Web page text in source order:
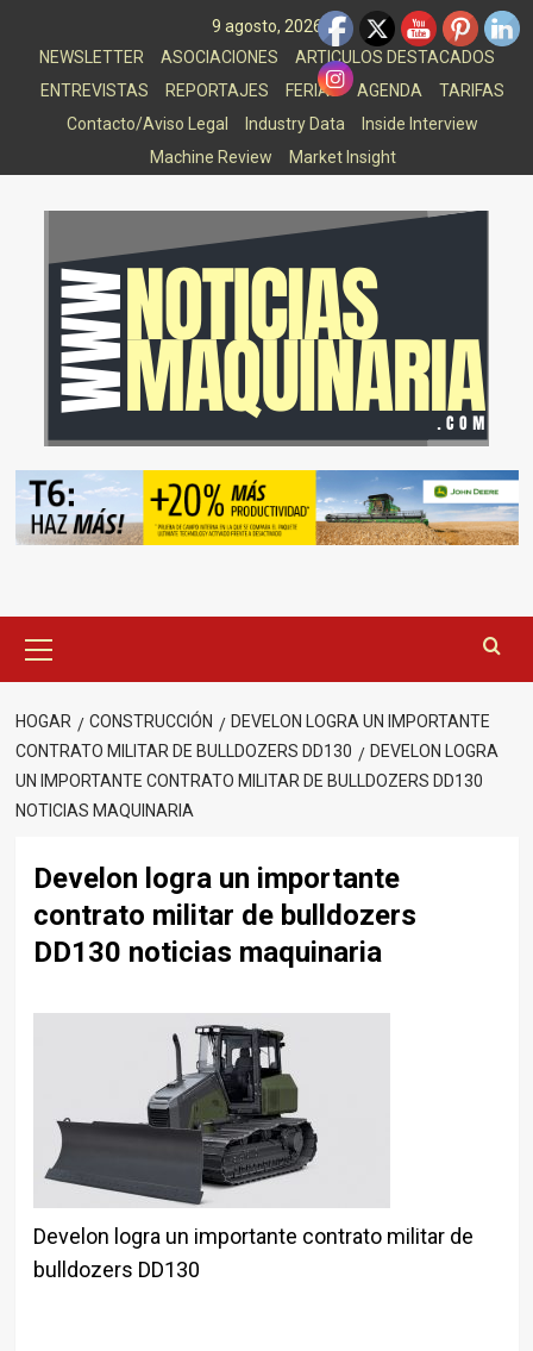
9 agosto, 2026
NEWSLETTER
ASOCIACIONES
ARTICULOS DESTACADOS
ENTREVISTAS
REPORTAJES FERIAS AGENDA
TARIFAS
Contacto/Aviso Legal
Industry Data
Inside Interview
Machine Review
Market Insight
principal
HOGAR CONSTRUCCIÓN
DEVELON LOGRA UN IMPORTANTE
CONTRATO MILITAR DE BULLDOZERS DD130
DEVELON LOGRA
UN IMPORTANTE CONTRATO MILITAR DE BULLDOZERS DD130
NOTICIAS MAQUINARIA
Develon logra un importante
contrato militar de bulldozers
DD130 noticias maquinaria
Develon logra un importante contrato militar de
bulldozers DD130